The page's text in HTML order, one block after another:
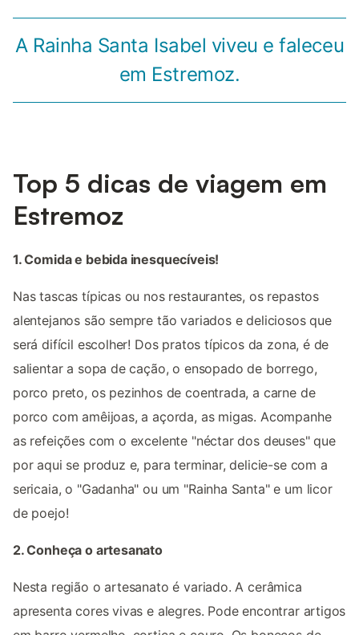
A Rainha Santa Isabel viveu e faleceu
em Estremoz.
Top 5 dicas de viagem em
Estremoz
1. Comida e bebida inesquecíveis!
Nas tascas típicas ou nos restaurantes, os repastos
alentejanos são sempre tão variados e deliciosos que
será difícil escolher! Dos pratos típicos da zona, é de
salientar a sopa de cação, o ensopado de borrego,
porco preto, os pezinhos de coentrada, a carne de
porco com amêijoas, a açorda, as migas. Acompanhe
as refeições com o excelente "néctar dos deuses" que
por aqui se produz e, para terminar, delicie-se com a
sericaia, o "Gadanha" ou um "Rainha Santa" e um licor
de poejo!
2. Conheça o artesanato
Nesta região o artesanato é variado. A cerâmica
apresenta cores vivas e alegres. Pode encontrar artigos